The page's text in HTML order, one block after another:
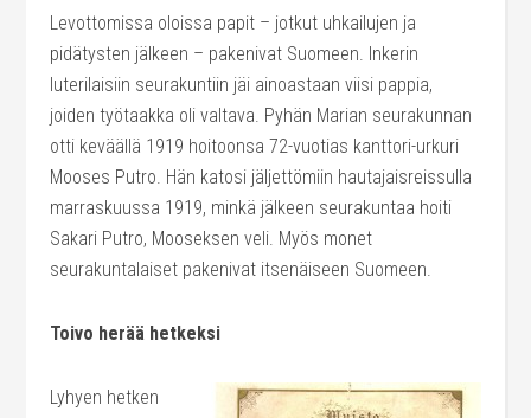
Levottomissa oloissa papit – jotkut uhkailujen ja
pidätysten jälkeen – pakenivat Suomeen. Inkerin
luterilaisiin seurakuntiin jäi ainoastaan viisi pappia,
joiden työtaakka oli valtava. Pyhän Marian seurakunnan
otti keväällä 1919 hoitoonsa 72-vuotias kanttori-urkuri
Mooses Putro. Hän katosi jäljettömiin hautajaisreissulla
marraskuussa 1919, minkä jälkeen seurakuntaa hoiti
Sakari Putro, Mooseksen veli. Myös monet
seurakuntalaiset pakenivat itsenäiseen Suomeen.
Toivo herää hetkeksi
Lyhyen hetken